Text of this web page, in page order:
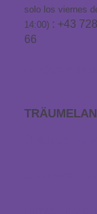
solo los viernes
14:00) : +43
66